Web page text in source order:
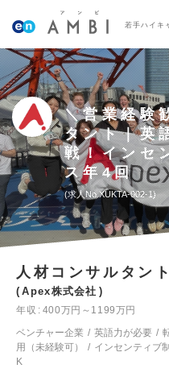
若手ハイキ
＼営業経験
タント｜英
戦！インセ
ス年4回
求人No.XUKTA-002-1
人材コンサルタン
Apex株式会社
年収
400万円～1199万円
ベンチャー企業
英語力が必要
用（未経験可）
インセンティブ
K